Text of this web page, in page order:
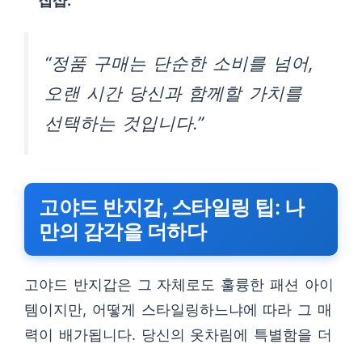
“정품 구매는 단순한 소비를 넘어,
오랜 시간 당신과 함께할 가치를
선택하는 것입니다.”
고야드 반지갑, 스타일링 팁: 나
만의 감각을 더하다
고야드 반지갑은 그 자체로도 훌륭한 패션 아이
템이지만, 어떻게 스타일링하느냐에 따라 그 매
력이 배가됩니다. 당신의 옷차림에 특별함을 더